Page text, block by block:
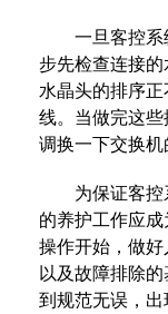
一旦客控系
步先检查连接
水晶头的排序
线。当做完这
调换一下交换机
为保证客控
的养护工作应
操作开始，做
以及故障排除
到规范无误，